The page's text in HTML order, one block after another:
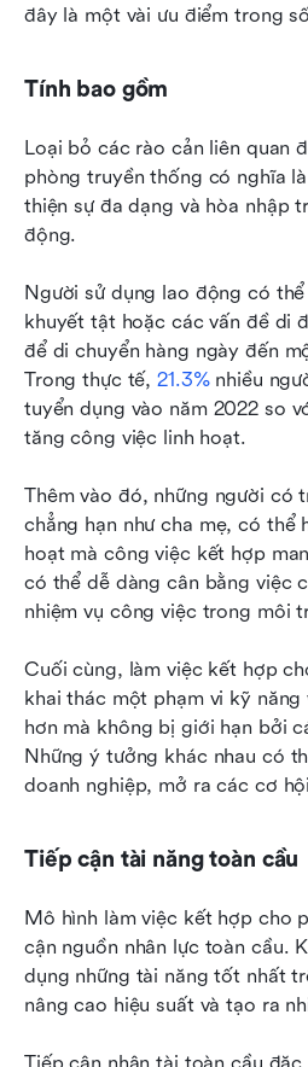
đây là một vài ưu điểm trong
Tính bao gồm
Loại bỏ các rào cản liên quan
phòng truyền thống có nghĩa
thiện sự đa dạng và hòa nhập
động.
Người sử dụng lao động có
khuyết tật hoặc các vấn đề di
để di chuyển hàng ngày đến
Trong thực tế, 21.3% nhiều
tuyển dụng vào năm 2022 so
tăng công việc linh hoạt.
Thêm vào đó, những người có
chẳng hạn như cha mẹ, có thể
hoạt mà công việc kết hợp
có thể dễ dàng cân bằng việc
nhiệm vụ công việc trong môi
Cuối cùng, làm việc kết hợp
khai thác một phạm vi kỹ năng
hơn mà không bị giới hạn bởi
Những ý tưởng khác nhau có
doanh nghiệp, mở ra các cơ
Tiếp cận tài năng toàn cầu
Mô hình làm việc kết hợp cho
cận nguồn nhân lực toàn cầu.
dụng những tài năng tốt nhất
nâng cao hiệu suất và tạo ra